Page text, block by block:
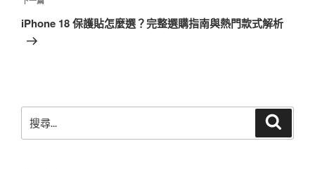
一
iPhone 18 保護貼怎麼選？完整選購指南與熱門款式解析
尋